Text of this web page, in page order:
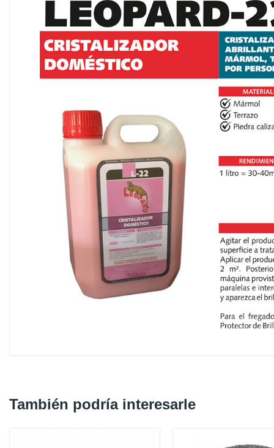
También podría interesarle